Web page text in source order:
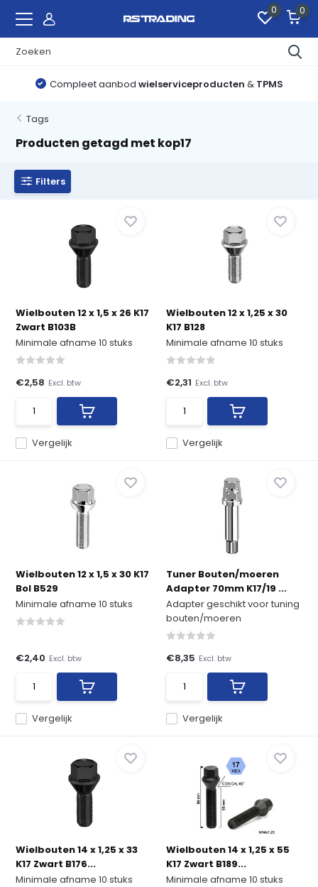
0 0
Compleet aanbod wielserviceproducten & TPMS
Tags
Producten getagd met kop17
Filters
Wielbouten 12 x 1,5 x 26 K17
Zwart B103B
Minimale afname 10 stuks
Vergelijk
€2,58 Excl. btw
Wielbouten 12 x 1,25 x 30
K17 B128
Minimale afname 10 stuks
Vergelijk
€2,31 Excl. btw
Wielbouten 12 x 1,5 x 30 K17
Bol B529
Minimale afname 10 stuks
Vergelijk
€2,40 Excl. btw
Tuner Bouten/moeren
Adapter 70mm K17/19 ...
Adapter geschikt voor tuning
bouten/moeren
Vergelijk
€8,35 Excl. btw
Wielbouten 14 x 1,25 x 33
K17 Zwart B176...
Minimale afname 10 stuks
Wielbouten 14 x 1,25 x 55
K17 Zwart B189...
Minimale afname 10 stuks